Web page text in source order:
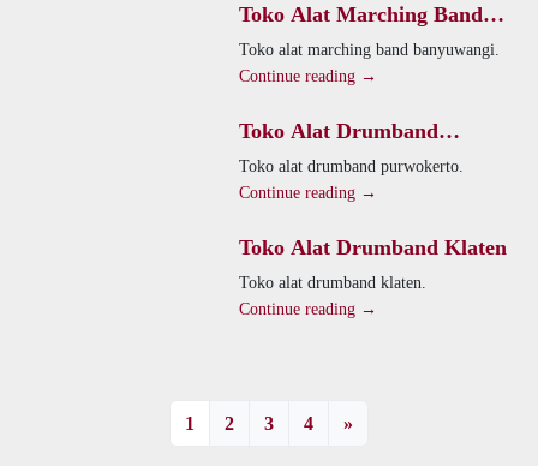
Toko Alat Marching Band
Banyuwangi
Toko alat marching band banyuwangi.
Continue reading →
Toko Alat Drumband
Purwokerto
Toko alat drumband purwokerto.
Continue reading →
Toko Alat Drumband Klaten
Toko alat drumband klaten.
Continue reading →
1 2 3 4 »